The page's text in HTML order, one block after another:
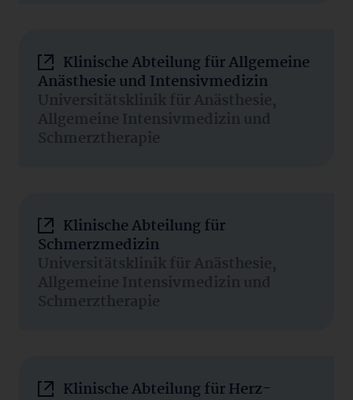
Klinische Abteilung für Allgemeine
Anästhesie und Intensivmedizin
Universitätsklinik für Anästhesie,
Allgemeine Intensivmedizin und
Schmerztherapie
Klinische Abteilung für
Schmerzmedizin
Universitätsklinik für Anästhesie,
Allgemeine Intensivmedizin und
Schmerztherapie
Klinische Abteilung für Herz-